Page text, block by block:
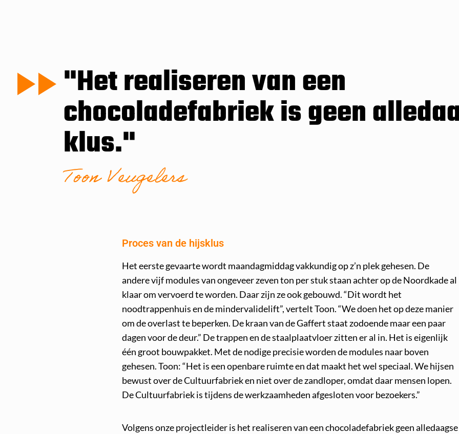
"Het realiseren van een
chocoladefabriek is geen
klus."
Toon Veugelers
Proces van de hijsklus
Het eerste gevaarte wordt maandagmiddag vakkundig op z’n plek gehesen. De
andere vijf modules van ongeveer zeven ton per stuk staan achter op de Noordkade al
klaar om vervoerd te worden. Daar zijn ze ook gebouwd. “Dit wordt het
noodtrappenhuis en de mindervalidelift”, vertelt Toon. “We doen het op deze manier
om de overlast te beperken. De kraan van de Gaffert staat zodoende maar een paar
dagen voor de deur.” De trappen en de staalplaatvloer zitten er al in. Het is eigenlijk
één groot bouwpakket. Met de nodige precisie worden de modules naar boven
gehesen. Toon: “Het is een openbare ruimte en dat maakt het wel speciaal. We hijsen
bewust over de Cultuurfabriek en niet over de zandloper, omdat daar mensen lopen.
De Cultuurfabriek is tijdens de werkzaamheden afgesloten voor bezoekers.”
Volgens onze projectleider is het realiseren van een chocoladefabriek geen alledaagse